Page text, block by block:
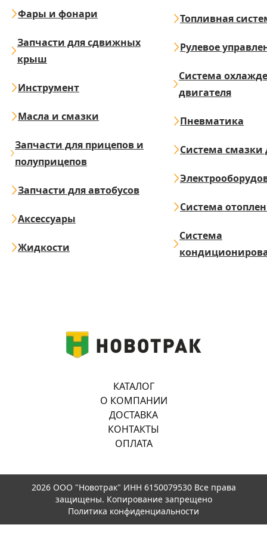
Фары и фонари
Запчасти для сдвижных
крыш
Инструмент
Масла и смазки
Запчасти для прицепов и
полуприцепов
Запчасти для автобусов
Аксессуары
Жидкости
Топливная
Рулевое
Система
двигателя
Пневматика
Система смазки
Система
Система
КАТАЛОГ
О КОМПАНИИ
ДОСТАВКА
КОНТАКТЫ
ОПЛАТА
2026 ООО "Новотрак" ИНН 6150079530 Все права
защищены. Копирование запрещено
Политика конфиденциальности